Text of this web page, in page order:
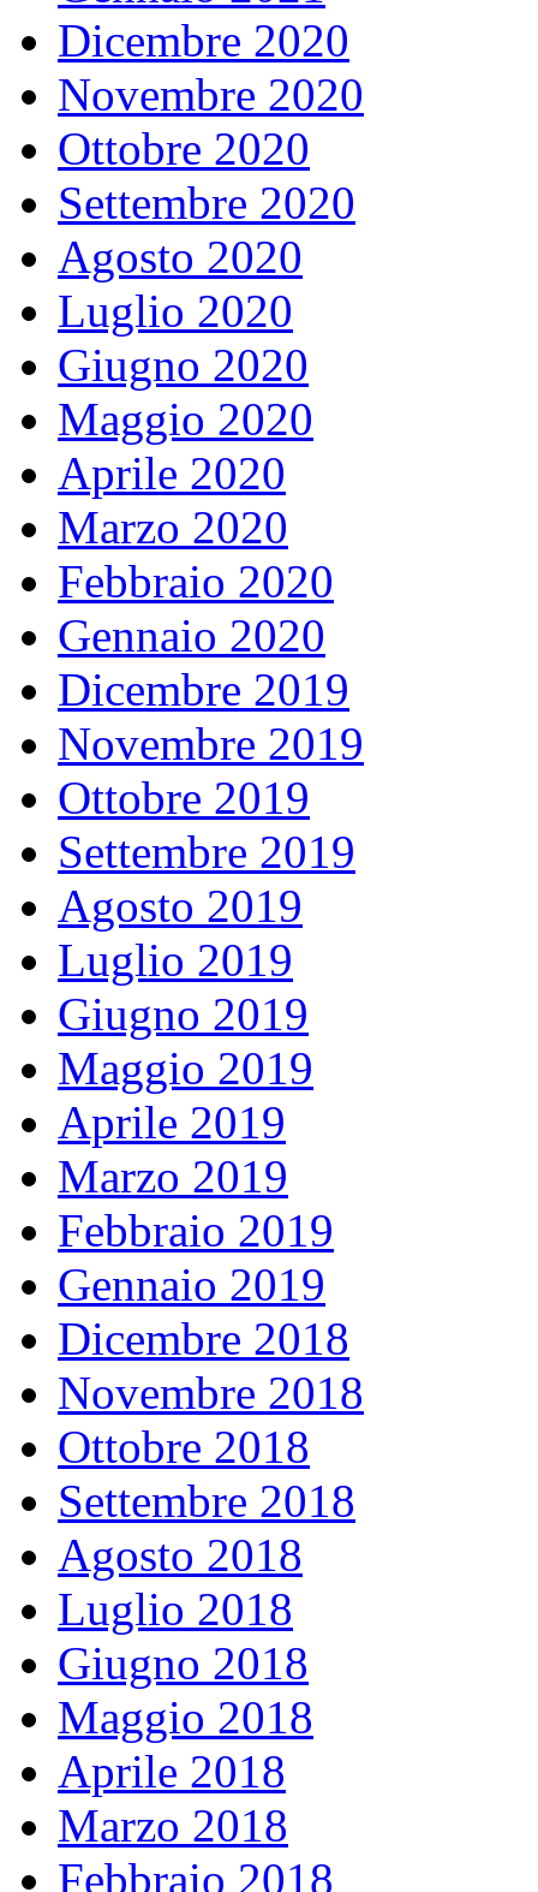
Dicembre 2020
Novembre 2020
Ottobre 2020
Settembre 2020
Agosto 2020
Luglio 2020
Giugno 2020
Maggio 2020
Aprile 2020
Marzo 2020
Febbraio 2020
Gennaio 2020
Dicembre 2019
Novembre 2019
Ottobre 2019
Settembre 2019
Agosto 2019
Luglio 2019
Giugno 2019
Maggio 2019
Aprile 2019
Marzo 2019
Febbraio 2019
Gennaio 2019
Dicembre 2018
Novembre 2018
Ottobre 2018
Settembre 2018
Agosto 2018
Luglio 2018
Giugno 2018
Maggio 2018
Aprile 2018
Marzo 2018
Febbraio 2018